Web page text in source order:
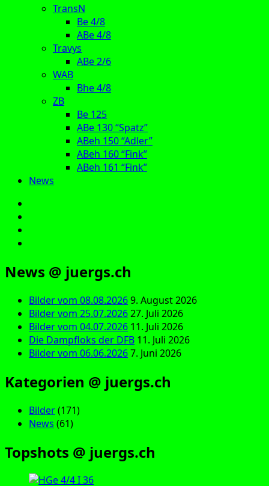
TransN
Be 4/8
ABe 4/8
Travys
ABe 2/6
WAB
Bhe 4/8
ZB
Be 125
ABe 130 “Spatz”
ABeh 150 “Adler”
ABeh 160 “Fink”
ABeh 161 “Fink”
News
News @ juergs.ch
Bilder vom 08.08.20269. August 2026
Bilder vom 25.07.202627. Juli 2026
Bilder vom 04.07.2026 11. Juli 2026
Die Dampfloks der DFB 11. Juli 2026
Bilder vom 06.06.20267. Juni 2026
Kategorien @ juergs.ch
Bilder(171)
News (61)
Topshots @ juergs.ch